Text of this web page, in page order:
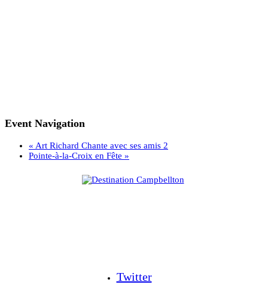
Event Navigation
« Art Richard Chante avec ses amis 2
Pointe-à-la-Croix en Fête »
Twitter